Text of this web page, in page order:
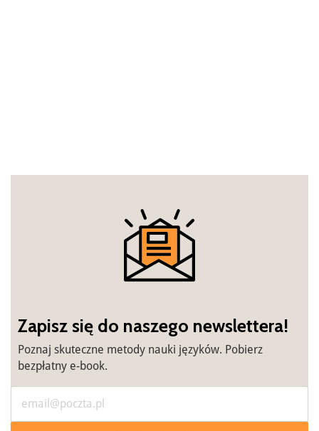
Zapisz się do naszego newslettera!
Poznaj skuteczne metody nauki języków. Pobierz
bezpłatny e-book.